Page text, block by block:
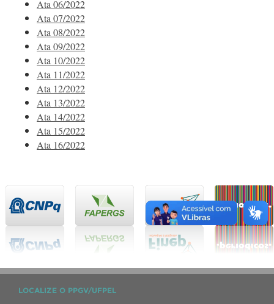
Ata 06/2022
Ata 07/2022
Ata 08/2022
Ata 09/2022
Ata 10/2022
Ata 11/2022
Ata 12/2022
Ata 13/2022
Ata 14/2022
Ata 15/2022
Ata 16/2022
LOCALIZE O PPGV/UFPEL